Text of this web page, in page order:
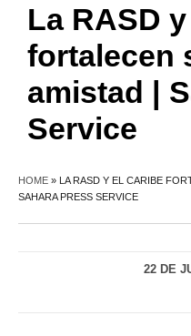
La RASD
fortalecen
amistad |
Service
HOME » LA RASD Y EL CARIBE
SAHARA PRESS SERVICE
22 DE